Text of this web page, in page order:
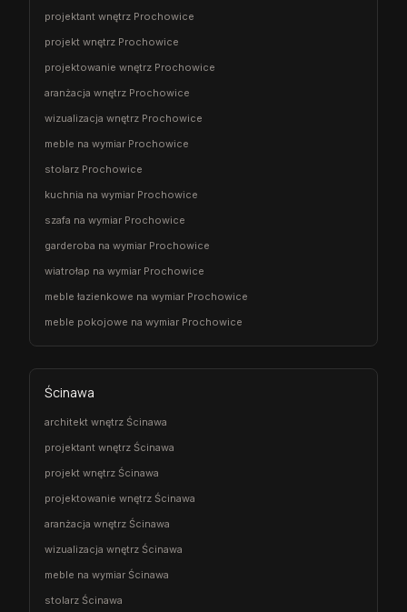
projektant wnętrz Prochowice
projekt wnętrz Prochowice
projektowanie wnętrz Prochowice
aranżacja wnętrz Prochowice
wizualizacja wnętrz Prochowice
meble na wymiar Prochowice
stolarz Prochowice
kuchnia na wymiar Prochowice
szafa na wymiar Prochowice
garderoba na wymiar Prochowice
wiatrołap na wymiar Prochowice
meble łazienkowe na wymiar Prochowice
meble pokojowe na wymiar Prochowice
Ścinawa
architekt wnętrz Ścinawa
projektant wnętrz Ścinawa
projekt wnętrz Ścinawa
projektowanie wnętrz Ścinawa
aranżacja wnętrz Ścinawa
wizualizacja wnętrz Ścinawa
meble na wymiar Ścinawa
stolarz Ścinawa